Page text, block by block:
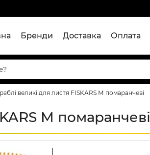
Бренди Доставка Оплата
великі для листя FISKARS М помаранчеві
М помаранчеві